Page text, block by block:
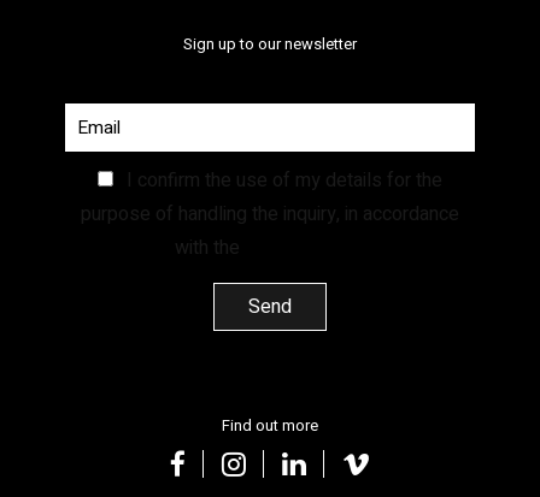
Sign up to our newsletter
I confirm the use of my details for the
purpose of handling the inquiry, in accordance
with the
Find out more
facebookinstagramlinkedin